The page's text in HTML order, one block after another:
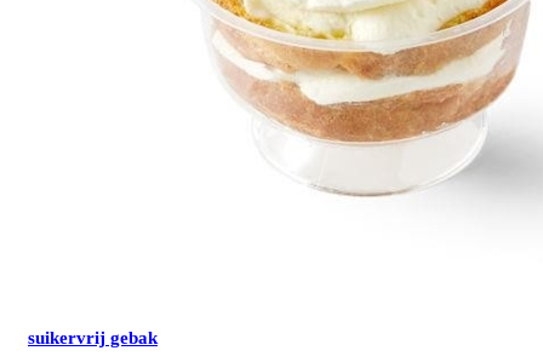
suikervrij gebak